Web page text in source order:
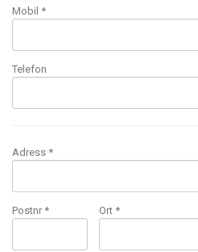
Mobil *
Telefon
Adress *
Postnr * Ort *